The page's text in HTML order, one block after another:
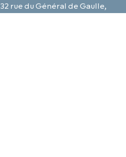
32 rue du Général de Gaulle,